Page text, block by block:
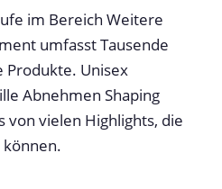
im Bereich Weitere
umfasst Tausende
Produkte. Unisex
Abnehmen Shaping
von vielen Highlights, die
können.